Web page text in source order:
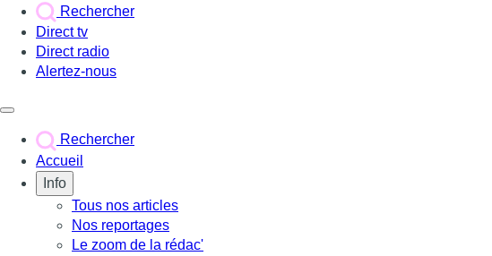
Rechercher
Direct tv
Direct radio
Alertez-nous
Rechercher
Accueil
Info
Tous nos articles
Nos reportages
Le zoom de la rédac'